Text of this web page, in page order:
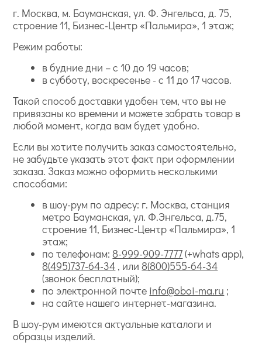
г. Москва, м. Бауманская, ул. Ф. Энгельса, д. 75,
строение 11, Бизнес-Центр «Пальмира», 1 этаж;
Режим работы:
в будние дни – с 10 до 19 часов;
в субботу, воскресенье - с 11 до 17 часов.
Такой способ доставки удобен тем, что вы не
привязаны ко времени и можете забрать товар в
любой момент, когда вам будет удобно.
Если вы хотите получить заказ самостоятельно,
не забудьте указать этот факт при оформлении
заказа. Заказ можно оформить несколькими
способами:
в шоу-рум по адресу: г. Москва, станция
метро Бауманская, ул. Ф.Энгельса, д.75,
строение 11, Бизнес-Центр «Пальмира», 1
этаж;
по телефонам: 8-999-909-7777(+whats app),
8(495)737-64-34 , или 8(800)555-64-34
(звонок бесплатный);
по электронной почте info@oboi-ma.ru ;
на сайте нашего интернет-магазина.
В шоу-рум имеются актуальные каталоги и
образцы изделий.